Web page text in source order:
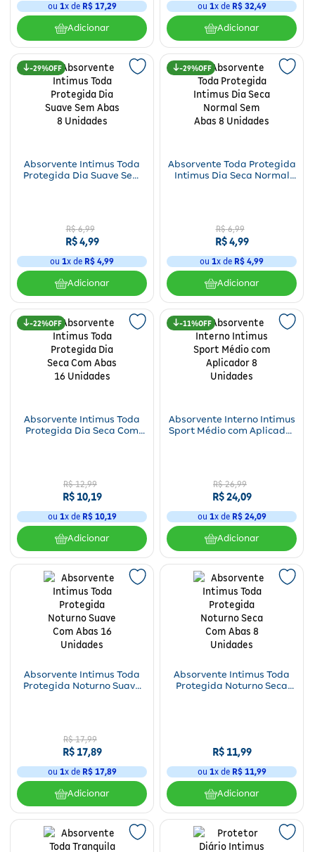
ou 1x de R$ 17,29
Adicionar
ou 1x de R$ 32,49
Adicionar
29%
Absorvente Intimus Toda
Protegida Dia Suave Sem
R$ 6,99
R$4,99
ou 1x de R$ 4,99
Adicionar
29%
Absorvente Toda Protegida
Intimus Dia Seca Normal
R$ 6,99
R$4,99
ou 1x de R$ 4,99
Adicionar
22%
Absorvente Intimus Toda
Protegida Dia Seca Com
R$ 12,99
R$10,19
ou 1x de R$ 10,19
Adicionar
11%
Absorvente Interno Intimus
Sport Médio com Aplicador
R$ 26,99
R$24,09
ou 1x de R$ 24,09
Adicionar
Absorvente Intimus Toda
Protegida Noturno Suave
R$ 17,99
R$17,89
ou 1x de R$ 17,89
Adicionar
Absorvente Intimus Toda
Protegida Noturno Seca
R$11,99
ou 1x de R$ 11,99
Adicionar